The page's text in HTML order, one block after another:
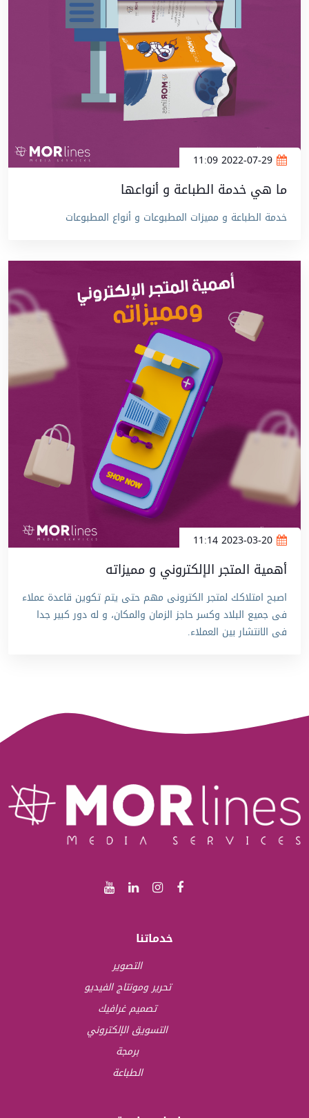
2022-07-29 11:09
ما هي خدمة الطباعة و أنواعها
خدمة الطباعة و مميزات المطبوعات و أنواع المطبوعات
2023-03-20 11:14
أهمية المتجر الإلكتروني و مميزاته
اصبح امتلاكك لمتجر الكترونى مهم حتى يتم تكوين قاعدة عملاء
فى جميع البلاد وكسر حاجز الزمان والمكان، و له دور كبير جدا
فى الانتشار بين العملاء.
خدماتنا
التصوير
تحرير ومونتاج الفيديو
تصميم غرافيك
التسويق الإلكتروني
برمجة
الطباعة